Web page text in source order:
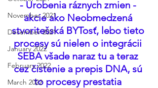
November 2021
December 2021
January 2022
February 2022
March 2022
- Urobenia ráznych zmien -
akcie ako Neobmedzená
stvoritešská BYTosť, lebo tieto
procesy sú nielen o integrácii
SEBA všade naraz tu a teraz
cez čistenie a prepis DNA, sú
to procesy prestatia